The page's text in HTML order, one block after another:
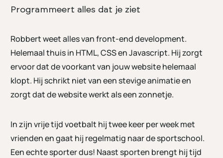
Programmeert alles dat je ziet
Robbert weet alles van front-end development.
Helemaal thuis in HTML, CSS en Javascript. Hij zorgt
ervoor dat de voorkant van jouw website helemaal
klopt. Hij schrikt niet van een stevige animatie en
zorgt dat de website werkt als een zonnetje.
In zijn vrije tijd voetbalt hij twee keer per week met
vrienden en gaat hij regelmatig naar de sportschool.
Een echte sporter dus! Naast sporten brengt hij tijd